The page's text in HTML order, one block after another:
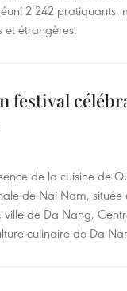
2 242 pratiquants,
et étrangères.
festival
de la cuisine de
de Nai Nam,
de Da Nang,
culinaire de Da